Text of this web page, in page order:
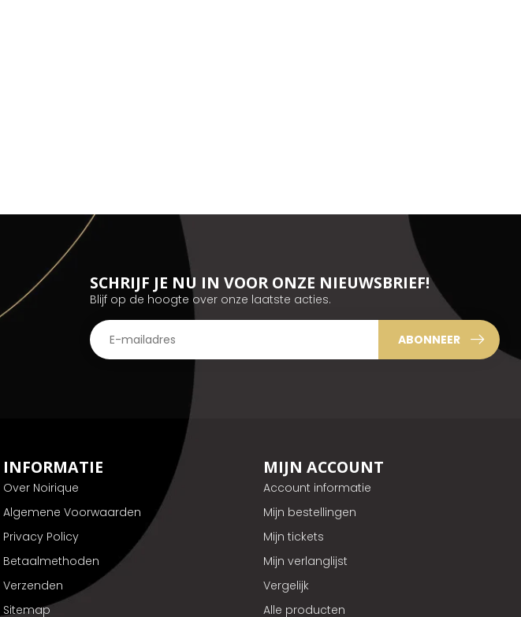
SCHRIJF JE NU IN VOOR ONZE NIEUWSBRIEF!
Blijf op de hoogte over onze laatste acties.
ABONNEER
INFORMATIE
Over Noirique
Algemene Voorwaarden
Privacy Policy
Betaalmethoden
Verzenden
Sitemap
MIJN ACCOUNT
Account informatie
Mijn bestellingen
Mijn tickets
Mijn verlanglijst
Vergelijk
Alle producten